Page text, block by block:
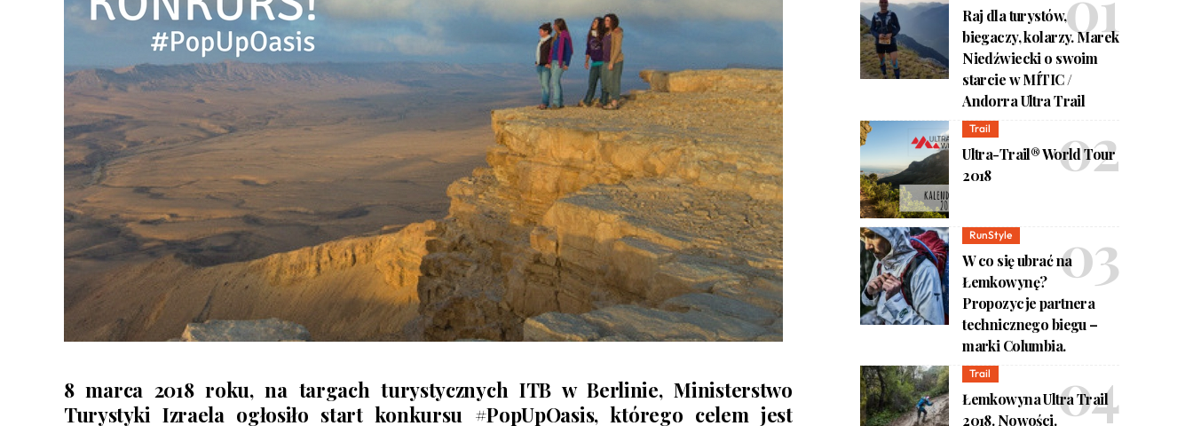
8 marca 2018 roku, na targach turystycznych ITB w Berlinie, Ministerstwo
Turystyki Izraela ogłosiło start konkursu #PopUpOasis, którego celem jest
Raj dla turystów,
biegaczy, kolarzy. Marek
Niedźwiecki o swoim
starcie w MÍTIC /
Andorra Ultra Trail
Trail
Ultra-Trail® World Tour
2018
RunStyle
W co się ubrać na
Łemkowynę?
Propozycje partnera
technicznego biegu –
marki Columbia.
Trail
Łemkowyna Ultra Trail
2018. Nowości.